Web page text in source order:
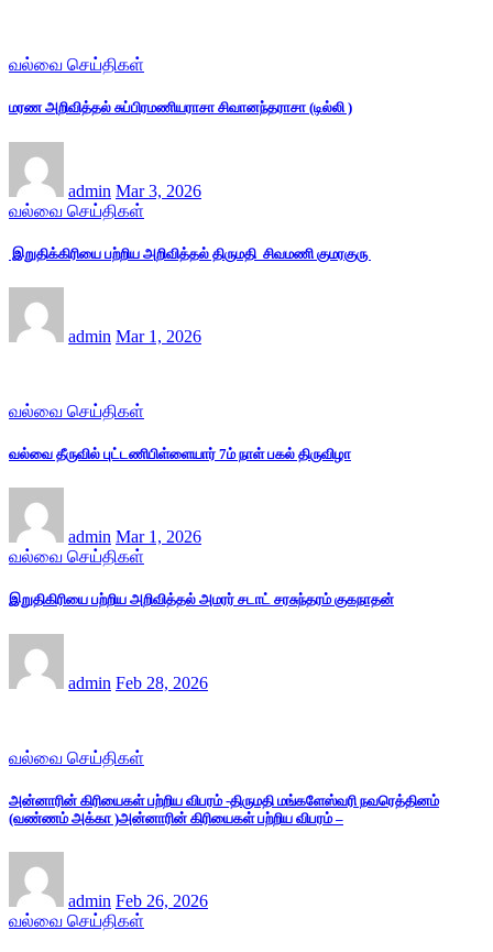
வல்வை செய்திகள்
மரண அறிவித்தல் சுப்பிரமணியராசா சிவானந்தராசா (டில்லி )
admin Mar 3, 2026
வல்வை செய்திகள்
இறுதிக்கிரியை பற்றிய அறிவித்தல் திருமதி சிவமணி குமரகுரு
admin Mar 1, 2026
வல்வை செய்திகள்
வல்வை தீருவில் புட்டணிபிள்ளையார் 7ம் நாள் பகல் திருவிழா
admin Mar 1, 2026
வல்வை செய்திகள்
இறுதிகிரியை பற்றிய அறிவித்தல் அமரர் சடாட் சரசுந்தரம் குகநாதன்
admin Feb 28, 2026
வல்வை செய்திகள்
அன்னாரின் கிரியைகள் பற்றிய விபரம் -திருமதி மங்களேஸ்வரி நவரெத்தினம்
(வண்ணம் அக்கா )அன்னாரின் கிரியைகள் பற்றிய விபரம் –
admin Feb 26, 2026
வல்வை செய்திகள்